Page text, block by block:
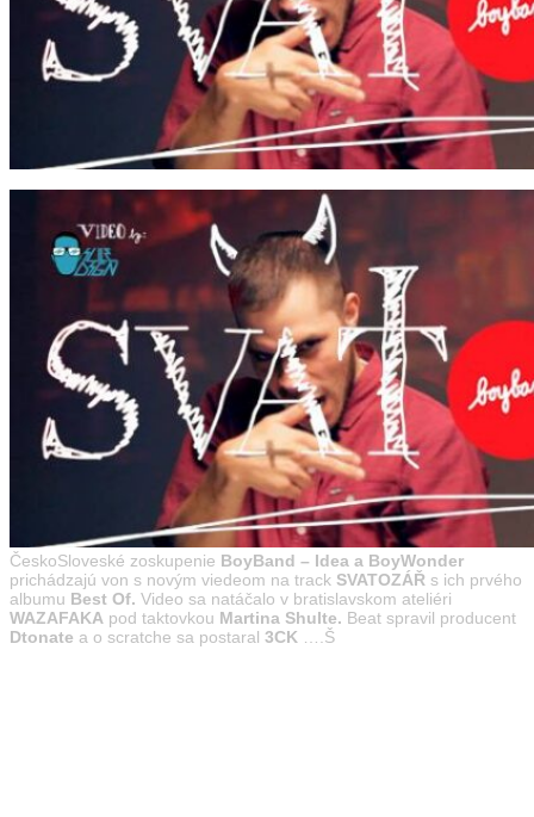
ČeskoSloveské zoskupenie BoyBand – Idea a BoyWonder
prichádzajú von s novým viedeom na track SVATOZÁŘ s ich prvého
albumu Best Of. Video sa natáčalo v bratislavskom ateliéri
WAZAFAKA pod taktovkou Martina Shulte. Beat spravil producent
Dtonate a o scratche sa postaral 3CK ….Š